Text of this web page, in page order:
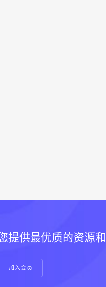
提供最优质的资源
加入会员